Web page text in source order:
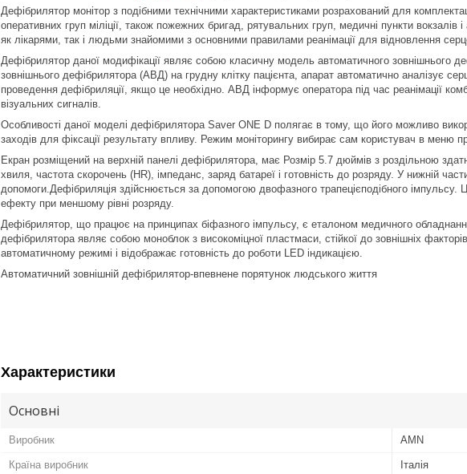
Дефібрилятор монітор з подібними технічними характеристиками розрахований для
оперативних груп міліції, також пожежних бригад, рятувальних груп, медичні пункти
як лікарями, так і людьми знайомими з основними правилами реанімації для відновлення
Дефібрилятор даної модифікації являє собою класичну модель автоматичного зовнішнього
зовнішнього дефібрилятора (АВД) на грудну клітку пацієнта, апарат автоматично аналізує
проведення дефібриляції, якщо це необхідно. АВД інформує оператора під час реанімації
візуальних сигналів.
Особливості даної моделі дефібрилятора Saver ONE D полягає в тому, що його можливо
заходів для фіксації результату впливу. Режим моніторингу вибирає сам користувач в меню
Екран розміщений на верхній панелі дефібрилятора, має Розмір 5.7 дюймів з роздільною
хвиля, частота скорочень (HR), імпеданс, заряд батареї і готовність до розряду. У нижній
допомоги.Дефібриляція здійснюється за допомогою двофазного трапецієподібного імпульсу.
ефекту при меншому рівні розряду.
Дефібрилятор, що працює на принципах біфазного імпульсу, є еталоном медичного
дефібрилятора являє собою моноблок з високоміцної пластмаси, стійкої до зовнішніх
автоматичному режимі і відображає готовність до роботи LED індикацією.
Автоматичний зовнішній дефібрилятор-впевнене порятунок людського життя
Характеристики
Основні
Виробник AMN
Країна виробник Італія